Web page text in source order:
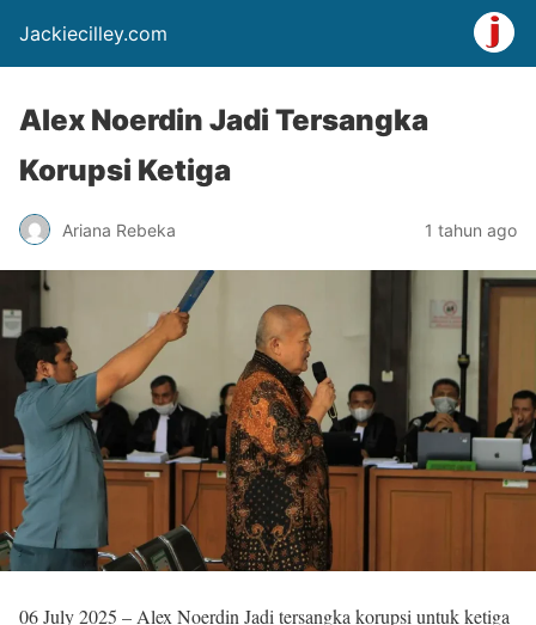
Jackiecilley.com
Alex Noerdin Jadi Tersangka
Korupsi Ketiga
Ariana Rebeka 1 tahun ago
06 July 2025 – Alex Noerdin Jadi tersangka korupsi untuk ketiga